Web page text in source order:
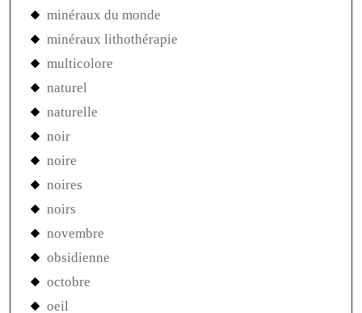
minéraux du monde
minéraux lithothérapie
multicolore
naturel
naturelle
noir
noire
noires
noirs
novembre
obsidienne
octobre
oeil